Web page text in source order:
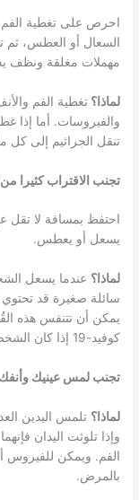
احرص على تغطية الفم
السعال أو العطس، ثم
مهملات مغلقة ونظف
لماذا؟تغطية الفم
والفيروسات. أما إذا
تنقل الجراثيم إلى
تجنب الاقتراب كثيرا
يسعل أو يعطس.
لماذا؟ عندما يسعل
سائلة صغيرة قد
يمكن أن تتنفس هذه
كوفيد-19 إذا كان الشخص مصاباً به.
تجنب لمس عينيك
لماذا؟ تلمس اليدين
وإذا تلوثت اليدان
الفم. ويمكن للفيروس
بالمرض.